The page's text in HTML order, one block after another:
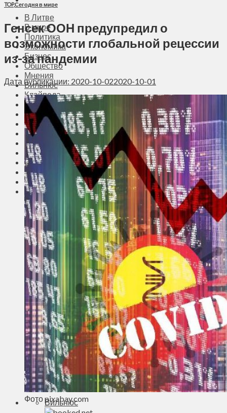
В Литве
В мире
Политика
Экономика
Бизнес
Общество
Мнения
Вильнюс
Клайпеда
Висагинас
Регионы
Соседи
Транспорт
Выбор читателей
Калейдоскоп
Армия
Сейм Литвы
Культура
Больше
Фоторепортаж
Туризм
ЛК рекомендует
Сеньорам
Образование
Здравоохранение
Экология
Происшествия
Приграничье
Деньги
Визиты
Выборы
Агроновости
Едим дома
Ищу семью
Духовное пространство
Спорт
Технологии
Энергетика
Вильнюс
TOP,Сегодня в мире
Генсек ООН предупредил о
возможности глобальной рецессии
из-за пандемии
Дата публикации: 2020-10-022020-10-01
Фото pixabay.com